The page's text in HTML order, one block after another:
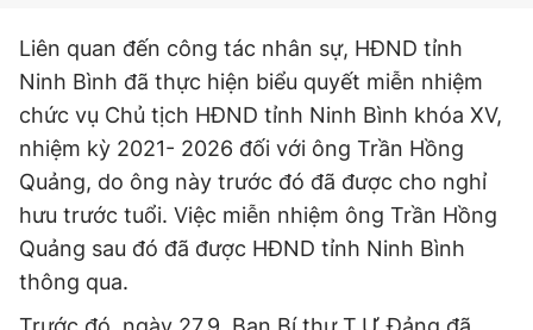
chép dưới mọi hình thức nếu không có sự chấp thuận bằng văn
bản. Phát triển bởi ePi Technologies, JSC.
Liên quan đến công tác nhân sự, HĐND tỉnh
Ninh Bình đã thực hiện biểu quyết miễn nhiệm
chức vụ Chủ tịch HĐND tỉnh Ninh Bình khóa XV,
nhiệm kỳ 2021- 2026 đối với ông Trần Hồng
Quảng, do ông này trước đó đã được cho nghỉ
hưu trước tuổi. Việc miễn nhiệm ông Trần Hồng
Quảng sau đó đã được HĐND tỉnh Ninh Bình
thông qua.